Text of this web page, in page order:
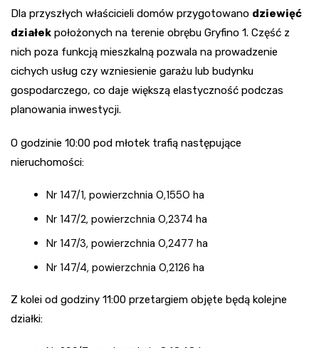
Dla przyszłych właścicieli domów przygotowano dziewięć
działek położonych na terenie obrębu Gryfino 1. Część z
nich poza funkcją mieszkalną pozwala na prowadzenie
cichych usług czy wzniesienie garażu lub budynku
gospodarczego, co daje większą elastyczność podczas
planowania inwestycji.
O godzinie 10:00 pod młotek trafią następujące
nieruchomości:
Nr 147/1, powierzchnia 0,1550 ha
Nr 147/2, powierzchnia 0,2374 ha
Nr 147/3, powierzchnia 0,2477 ha
Nr 147/4, powierzchnia 0,2126 ha
Z kolei od godziny 11:00 przetargiem objęte będą kolejne
działki: